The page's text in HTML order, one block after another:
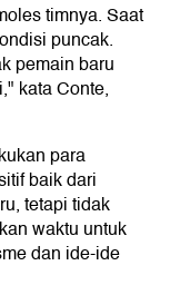
timnya. Saat
puncak.
pemain baru
kata Conte,
para
baik dari
tetapi tidak
waktu untuk
dan ide-ide